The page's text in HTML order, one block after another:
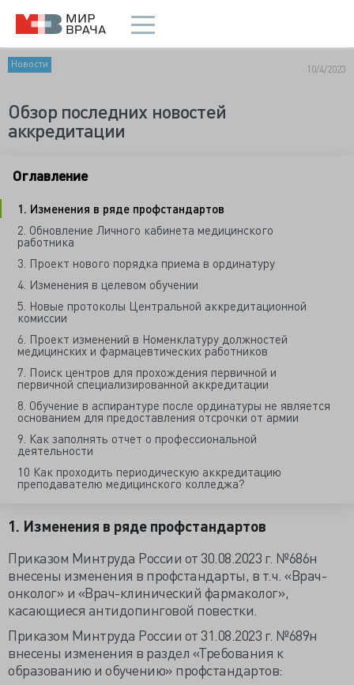
Новости 10/4/2023
Обзор последних новостей
аккредитации
Оглавление
1. Изменения в ряде профстандартов
2. Обновление Личного кабинета медицинского
работника
3. Проект нового порядка приема в ординатуру
4. Изменения в целевом обучении
5. Новые протоколы Центральной аккредитационной
комиссии
6. Проект изменений в Номенклатуру должностей
медицинских и фармацевтических работников
7. Поиск центров для прохождения первичной и
первичной специализированной аккредитации
8. Обучение в аспирантуре после ординатуры не является
основанием для предоставления отсрочки от армии
9. Как заполнять отчет о профессиональной
деятельности
10 Как проходить периодическую аккредитацию
преподавателю медицинского колледжа?
1. Изменения в ряде профстандартов
Приказом Минтруда России от 30.08.2023 г. №686н
внесены изменения в профстандарты, в т.ч. «Врач-
онколог» и «Врач-клинический фармаколог»,
касающиеся антидопинговой повестки.
Приказом Минтруда России от 31.08.2023 г. №689н
внесены изменения в раздел «Требования к
образованию и обучению» профстандартов: